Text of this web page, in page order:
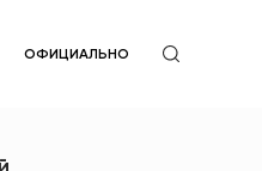
ОФИЦИАЛЬНО